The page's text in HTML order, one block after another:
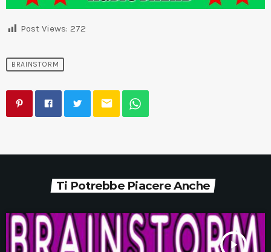
Post Views: 272
BRAINSTORM
email
Ti Potrebbe Piacere Anche
play_arrow